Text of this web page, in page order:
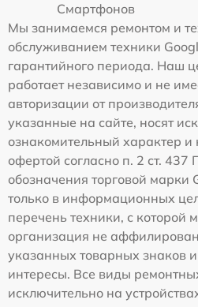
Смартфонов
Мы занимаемся ремонтом и
обслуживанием техники
гарантийного периода. Наш
работает независимо и не
авторизации от
указанные на сайте, носят
ознакомительный характер и
офертой согласно п. 2 ст.
обозначения торговой марки
только в информационных
перечень техники, с
организация не
указанных товарных знаков
интересы. Все виды
исключительно на